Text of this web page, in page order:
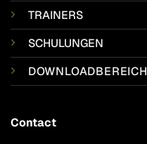
TRAINERS
SCHULUNGEN
DOWNLOADBEREICH
Contact